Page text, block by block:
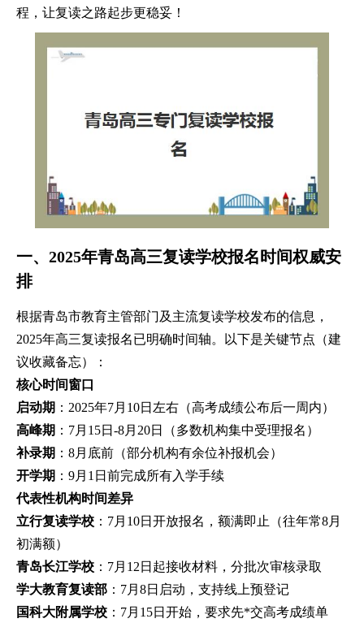
程，让复读之路起步更稳妥！
一、2025年青岛高三复读学校报名时间权威安
排
根据青岛市教育主管部门及主流复读学校发布的信息，
2025年高三复读报名已明确时间轴。以下是关键节点（建
议收藏备忘）：
核心时间窗口
启动期 ：2025年7月10日左右（高考成绩公布后一周内）
高峰期 ：7月15日-8月20日（多数机构集中受理报名）
补录期 ：8月底前（部分机构有余位补报机会）
开学期 ：9月1日前完成所有入学手续
代表性机构时间差异
立行复读学校 ：7月10日开放报名，额满即止（往年常8月
初满额）
青岛长江学校 ：7月12日起接收材料，分批次审核录取
学大教育复读部 ：7月8日启动，支持线上预登记
国科大附属学校 ：7月15日开始，要求先*交高考成绩单